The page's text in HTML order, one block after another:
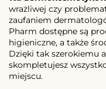
wrażliwej czy
zaufaniem
Pharm dostępne są
higieniczne, a także
Dzięki tak szerokiemu
skompletujesz
miejscu.